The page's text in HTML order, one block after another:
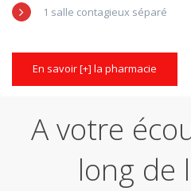
1 salle contagieux séparé
En savoir [+] la pharmacie
A votre
long de